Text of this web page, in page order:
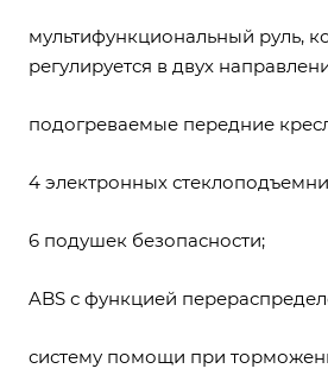
мультифункциональный руль,
регулируется в двух
подогреваемые передние
4 электронных
6 подушек безопасности;
ABS с функцией
систему помощи при